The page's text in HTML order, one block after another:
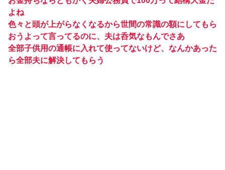
よね
色々と頭が上がらなくなるから世間の常識の額にしてもら
おうよって言ってるのに、夫は呑気なもんでさあ
全部子供用の通帳に入れて使ってないけど、なんかあった
ら全部夫に解決してもらう